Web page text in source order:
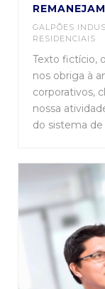
GALPÕES
RESIDENCIAIS
Texto fictício,
nos obriga à
corporativos,
nossa
do sistema de